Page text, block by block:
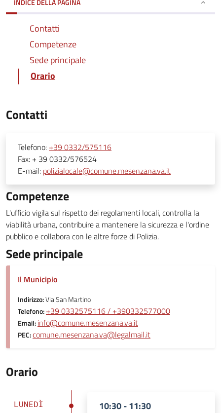
INDICE DELLA PAGINA
Contatti
Competenze
Sede principale
Orario
Contatti
Telefono: +39 0332/575116
Fax: + 39 0332/576524
E-mail: polizialocale@comune.mesenzana.va.it
Competenze
L'ufficio vigila sul rispetto dei regolamenti locali, controlla la
viabilità urbana, contribuire a mantenere la sicurezza e l'ordine
pubblico e collabora con le altre forze di Polizia.
Sede principale
Il Municipio
Indirizzo:Via San Martino
Telefono:+39 0332575116 / +390332577000
Email:info@comune.mesenzana.va.it
PEC:comune.mesenzana.va@legalmail.it
Orario
LUNEDÌ 10:30 - 11:30